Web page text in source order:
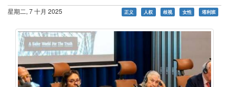
星期二, 7 十月 2025 正义 人权 歧视 女性 塔利班